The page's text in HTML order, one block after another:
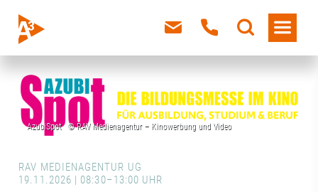
RAV MEDIENAGENTUR UG
19.11.2026 | 08:30–13:00 UHR